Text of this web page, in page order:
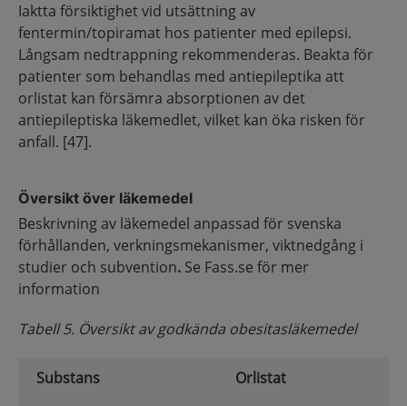
Iaktta försiktighet vid utsättning av
fentermin/topiramat hos patienter med epilepsi.
Långsam nedtrappning rekommenderas. Beakta för
patienter som behandlas med antiepileptika att
orlistat kan försämra absorptionen av det
antiepileptiska läkemedlet, vilket kan öka risken för
anfall. [47].
Översikt över läkemedel
Beskrivning av läkemedel anpassad för svenska
förhållanden, verkningsmekanismer, viktnedgång i
studier och subvention. Se Fass.se för mer
information
Tabell 5. Översikt av godkända obesitasläkemedel
Substans Orlistat